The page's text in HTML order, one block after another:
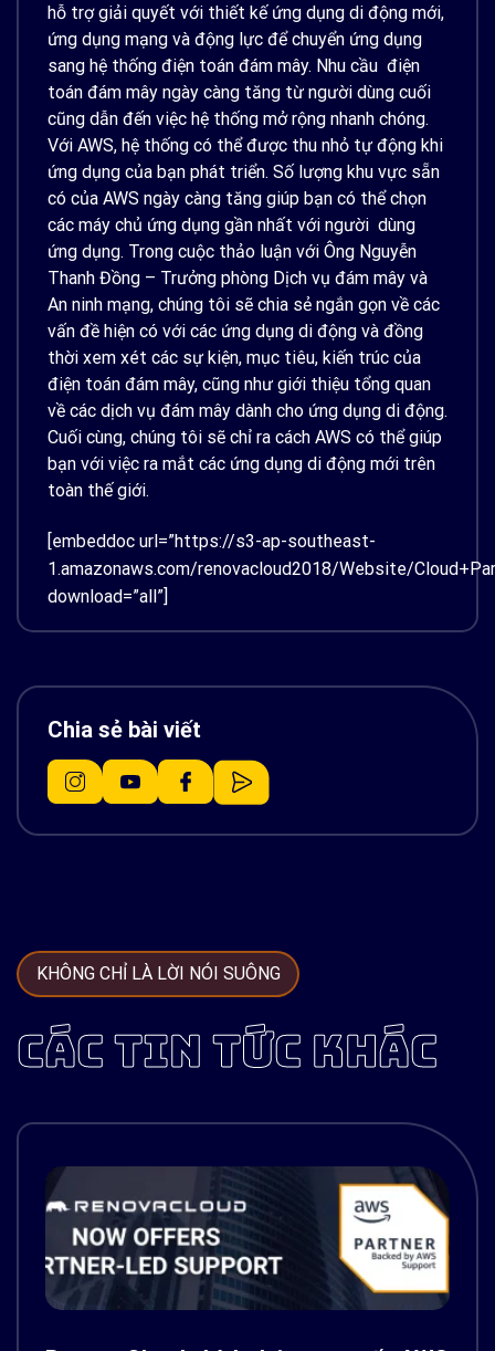
hỗ trợ giải quyết với thiết kế ứng dụng di động mới,
ứng dụng mạng và động lực để chuyển ứng dụng
sang hệ thống điện toán đám mây. Nhu cầu điện
toán đám mây ngày càng tăng từ người dùng cuối
cũng dẫn đến việc hệ thống mở rộng nhanh chóng.
Với AWS, hệ thống có thể được thu nhỏ tự động khi
ứng dụng của bạn phát triển. Số lượng khu vực sẵn
có của AWS ngày càng tăng giúp bạn có thể chọn
các máy chủ ứng dụng gần nhất với người dùng
ứng dụng. Trong cuộc thảo luận với Ông Nguyễn
Thanh Đồng – Trưởng phòng Dịch vụ đám mây và
An ninh mạng, chúng tôi sẽ chia sẻ ngắn gọn về các
vấn đề hiện có với các ứng dụng di động và đồng
thời xem xét các sự kiện, mục tiêu, kiến trúc của
điện toán đám mây, cũng như giới thiệu tổng quan
về các dịch vụ đám mây dành cho ứng dụng di động.
Cuối cùng, chúng tôi sẽ chỉ ra cách AWS có thể giúp
bạn với việc ra mắt các ứng dụng di động mới trên
toàn thế giới.
[embeddoc url=”https://s3-ap-southeast-
1.amazonaws.com/renovacloud2018/Website/
download=”all”]
Chia sẻ bài viết
KHÔNG CHỈ LÀ LỜI NÓI SUÔNG
CÁC TIN TỨC KHÁC